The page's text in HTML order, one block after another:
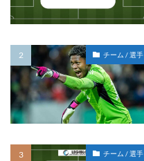
チーム / 選手
チーム / 選手